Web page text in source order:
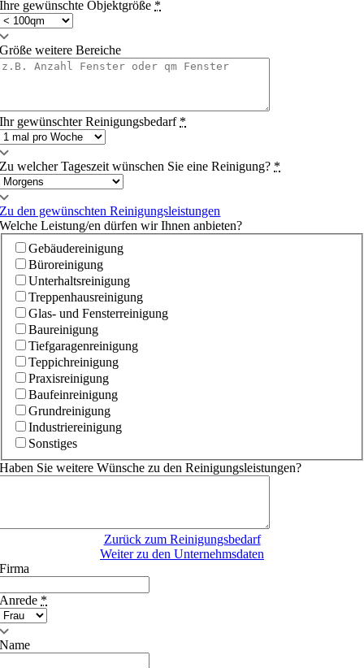
Ihre gewünschte Objektgröße *
Größe weitere Bereiche
Ihr gewünschter Reinigungsbedarf *
Zu welcher Tageszeit wünschen Sie eine Reinigung? *
Zu den gewünschten Reinigungsleistungen
Welche Leistung/en dürfen wir Ihnen anbieten?
Gebäudereinigung
Büroreinigung
Unterhaltsreinigung
Treppenhausreinigung
Glas- und Fensterreinigung
Baureinigung
Tiefgaragenreinigung
Teppichreinigung
Praxisreinigung
Baufeinreinigung
Grundreinigung
Industriereinigung
Sonstiges
Haben Sie weitere Wünsche zu den Reinigungsleistungen?
Zurück zum Reinigungsbedarf
Weiter zu den Unternehmsdaten
Firma
Anrede *
Name